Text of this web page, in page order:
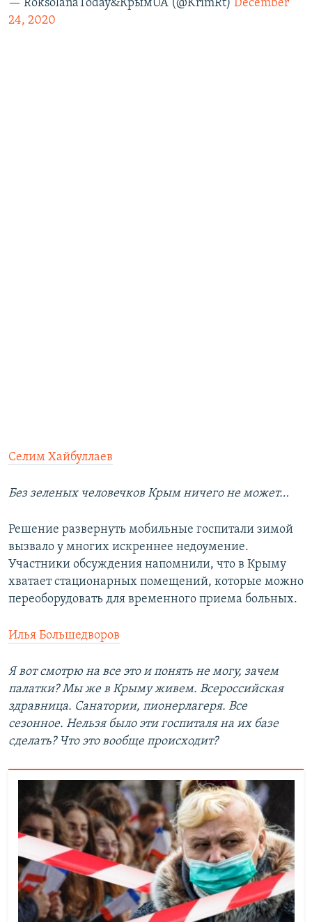
— RoksolanaToday&КрымUA (@KrimRt) December
24, 2020
Селим Хайбуллаев
Без зеленых человечков Крым ничего не может…
Решение развернуть мобильные госпитали зимой
вызвало у многих искреннее недоумение.
Участники обсуждения напомнили, что в Крыму
хватает стационарных помещений, которые можно
переоборудовать для временного приема больных.
Илья Большедворов
Я вот смотрю на все это и понять не могу, зачем
палатки? Мы же в Крыму живем. Всероссийская
здравница. Санатории, пионерлагеря. Все
сезонное. Нельзя было эти госпиталя на их базе
сделать? Что это вообще происходит?